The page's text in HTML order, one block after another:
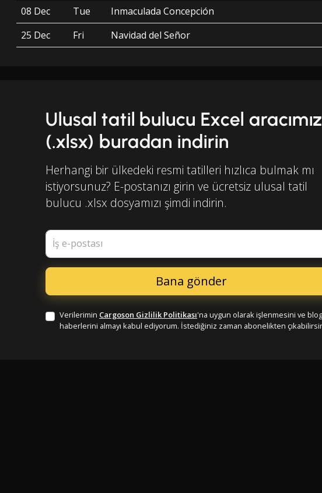
08 Dec
Tue
Inmaculada Concepción
25 Dec
Fri Navidad del Señor
Ulusal tatil bulucu Excel
(.xlsx) buradan indirin
Herhangi bir ülkedeki resmi tatilleri hızlıca bulmak mı
istiyorsunuz? E-postanızı girin ve ücretsiz ulusal tatil
bulucu .xlsx dosyamızı şimdi indirin.
İş e-postası
Verilerimin Cargoson Gizlilik Politikası'na uygun olarak işlenmesini ve blog
haberlerini almayı kabul ediyorum. İstediğiniz zaman abonelikten